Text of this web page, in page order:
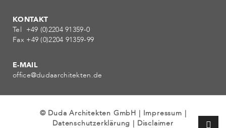
KONTAKT
Tel +49 (0)2204 91359-0
Fax +49 (0)2204 91359-99
E-MAIL
office@dudaarchitekten.de
© Duda Architekten GmbH | Impressum |
Datenschutzerklärung | Disclaimer